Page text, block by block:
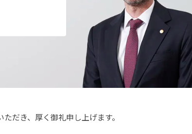
だき、厚く御礼申し上げます。